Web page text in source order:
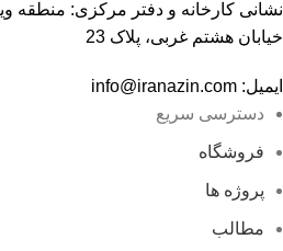
نشانی کارخانه و دفتر مرکزی: منطقه
خیابان هشتم غربی، پلاک 23
ایمیل: info@iranazin.com
دسترسی سریع
فروشگاه
پروژه ها
مطالب